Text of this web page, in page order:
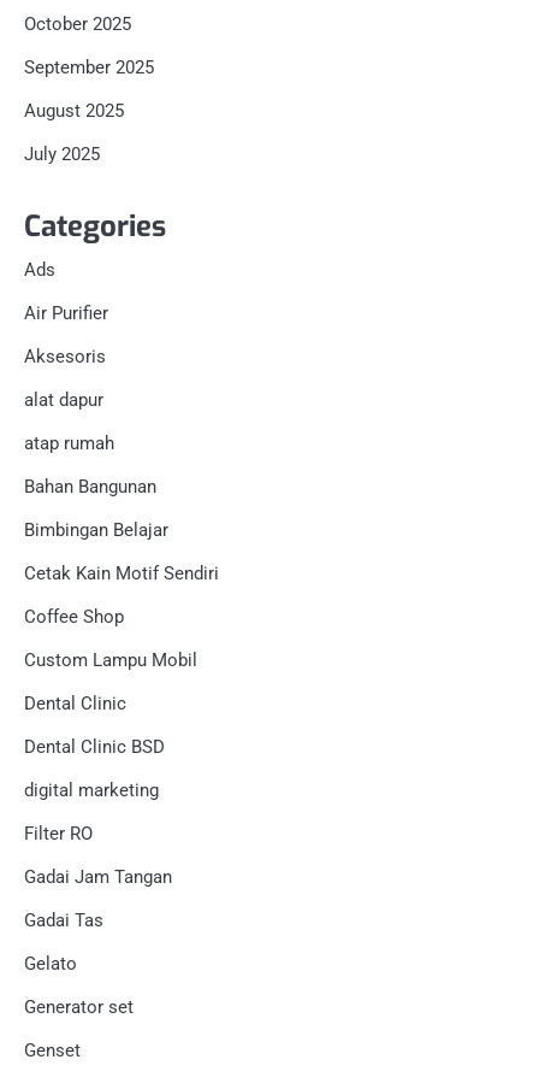
October 2025
September 2025
August 2025
July 2025
Categories
Ads
Air Purifier
Aksesoris
alat dapur
atap rumah
Bahan Bangunan
Bimbingan Belajar
Cetak Kain Motif Sendiri
Coffee Shop
Custom Lampu Mobil
Dental Clinic
Dental Clinic BSD
digital marketing
Filter RO
Gadai Jam Tangan
Gadai Tas
Gelato
Generator set
Genset